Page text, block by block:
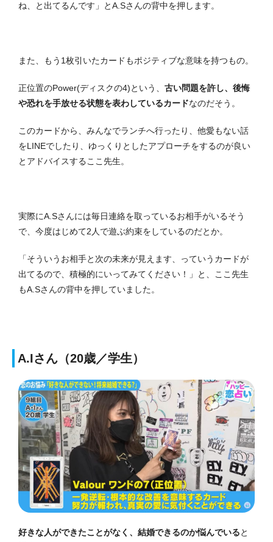
ね、と出てるんです」とA.Sさんの背中を押します。
また、もう1枚引いたカードもポジティブな意味を持つもの。
正位置のPower(ディスクの4)という、 古い問題を許し、後悔
や恐れを手放せる状態を表わしているカードなのだそう。
このカードから、みんなでランチへ行ったり、他愛もない話
をLINEでしたり、ゆっくりとしたアプローチをするのが良い
とアドバイスするここ先生。
実際にA.Sさんには毎日連絡を取っているお相手がいるそう
で、今度はじめて2人で遊ぶ約束をしているのだとか。
「そういうお相手と次の未来が見えます、っていうカードが
出てるので、積極的にいってみてください！」と、ここ先生
もA.Sさんの背中を押していました。
A.Iさん（20歳／学生）
好きな人ができたことがなく、結婚できるのか悩んでいると